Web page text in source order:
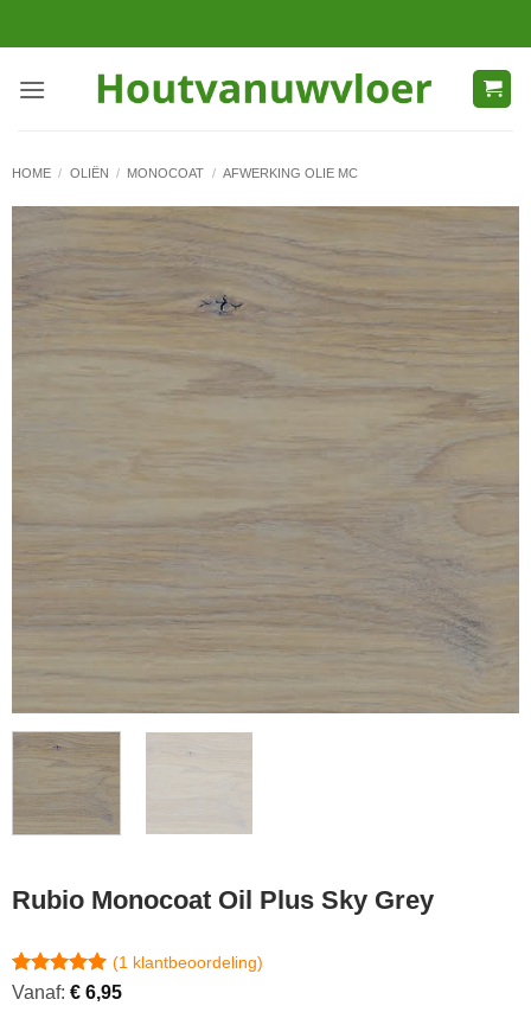
naar
HOME / OLIËN / MONOCOAT / AFWERKING OLIE MC
Rubio Monocoat Oil Plus Sky Grey
Gewaardeerd
1
(1 klantbeoordeling)
Vanaf: €6,95